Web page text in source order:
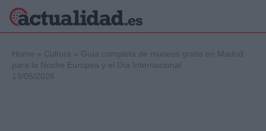
Home » Cultura » Guía completa de museos gratis en Madrid
para la Noche Europea y el Día Internacional
13/05/2026